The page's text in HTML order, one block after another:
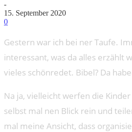
-
15. September 2020
0
Gestern war ich bei ner Taufe.
interessant, was da alles erzählt
vieles schönredet. Bibel? Da
Na ja, vielleicht werfen die
selbst mal nen Blick rein und
mal meine Ansicht, dass